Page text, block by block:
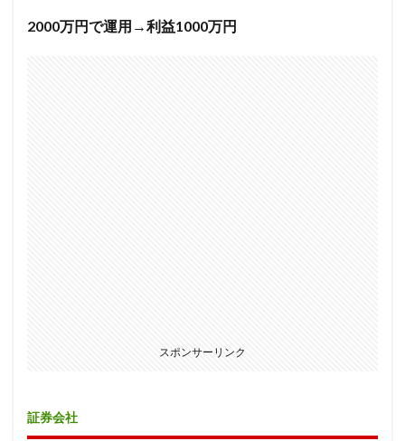
2000万円で運用→利益1000万円
スポンサーリンク
証券会社